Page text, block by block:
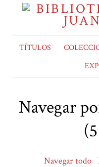
TÍTULOS
Navegar
Navegar todo